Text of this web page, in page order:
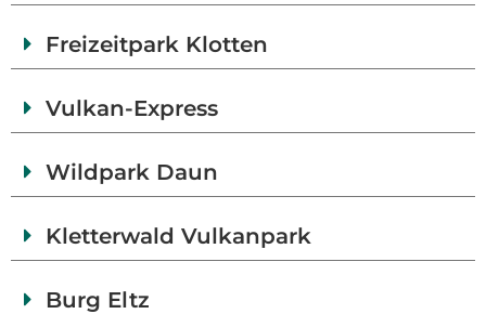
Freizeitpark Klotten
Vulkan-Express
Wildpark Daun
Kletterwald Vulkanpark
Burg Eltz